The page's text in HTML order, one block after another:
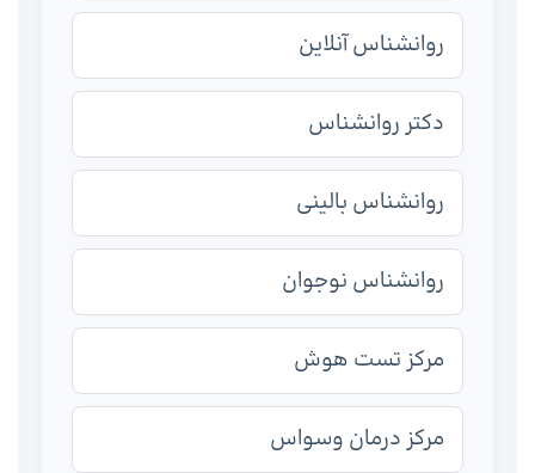
روانشناس آنلاین
دکتر روانشناس
روانشناس بالینی
روانشناس نوجوان
مرکز تست هوش
مرکز درمان وسواس